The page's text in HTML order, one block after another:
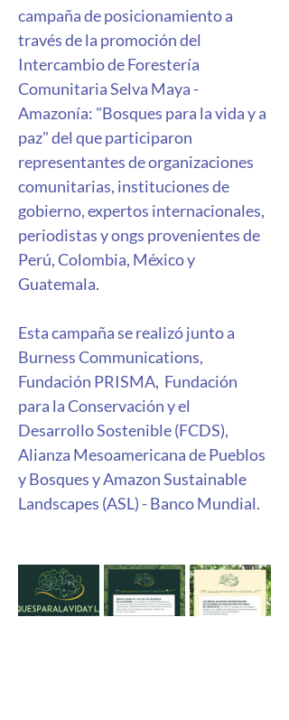
campaña de posicionamiento a
través de la promoción del
Intercambio de Forestería
Comunitaria Selva Maya -
Amazonía: "Bosques para la vida y a
paz" del que participaron
representantes de organizaciones
comunitarias, instituciones de
gobierno, expertos internacionales,
periodistas y ongs provenientes de
Perú, Colombia, México y
Guatemala.
Esta campaña se realizó junto a
Burness Communications,
Fundación PRISMA,  Fundación
para la Conservación y el
Desarrollo Sostenible (FCDS),
Alianza Mesoamericana de Pueblos
y Bosques y Amazon Sustainable
Landscapes (ASL) - Banco Mundial.